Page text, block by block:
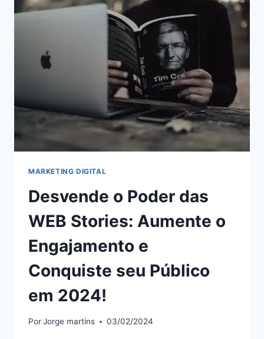
AO
ADSTERRA
MARKETING DIGITAL
Desvende o Poder das
WEB Stories: Aumente o
Engajamento e
Conquiste seu Público
em 2024!
PorJorge martins 03/02/2024